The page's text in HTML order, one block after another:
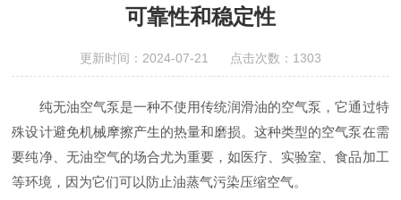
可靠性和稳定性
更新时间：2024-07-21 点击次数：1303
纯无油空气泵是一种不使用传统润滑油的空气泵，它通过特
殊设计避免机械摩擦产生的热量和磨损。这种类型的空气泵在需
要纯净、无油空气的场合尤为重要，如医疗、实验室、食品加工
等环境，因为它们可以防止油蒸气污染压缩空气。